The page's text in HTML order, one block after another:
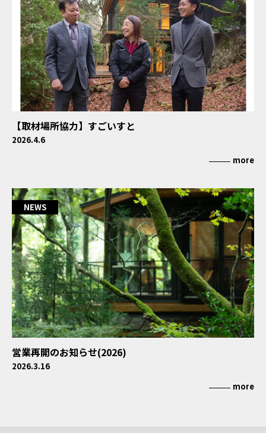
【取材場所協力】すごいすと
2026.4.6
more
NEWS
営業再開のお知らせ(2026)
2026.3.16
more